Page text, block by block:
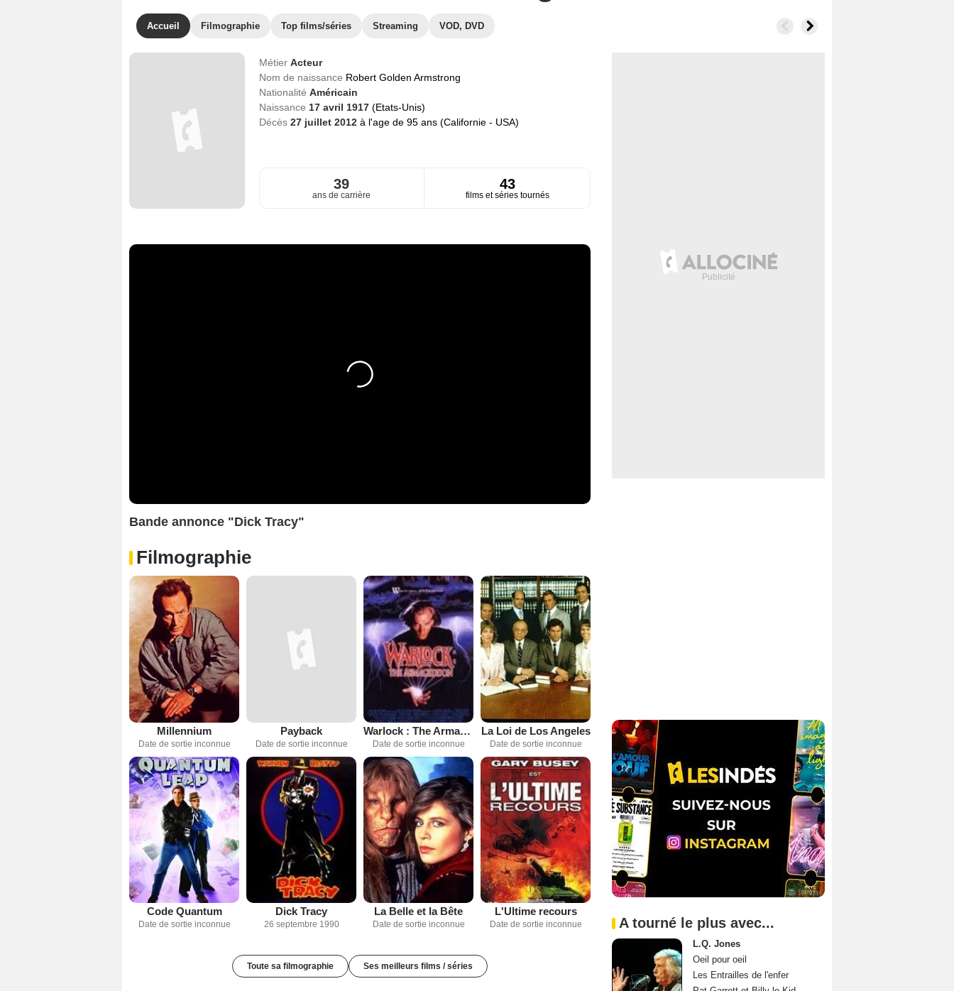
Accueil Filmographie Top films/séries Streaming VOD, DVD
Métier Acteur
Nom de naissance Robert Golden Armstrong
Nationalité Américain
Naissance 17 avril 1917 (Etats-Unis)
Décès 27 juillet 2012 à l'age de 95 ans (Californie - USA)
39
ans de carrière
43
films et séries tournés
Bande annonce "Dick Tracy"
Filmographie
Millennium
Date de sortie inconnue
Payback
Date de sortie inconnue
Warlock : The Armageddon
Date de sortie inconnue
La Loi de Los Angeles
Date de sortie inconnue
Code Quantum
Date de sortie inconnue
Dick Tracy
26 septembre 1990
La Belle et la Bête
Date de sortie inconnue
L'Ultime recours
Date de sortie inconnue
Toute sa filmographie Ses meilleurs films / séries
A tourné le plus avec...
L.Q. Jones
Oeil pour oeil
Les Entrailles de l'enfer